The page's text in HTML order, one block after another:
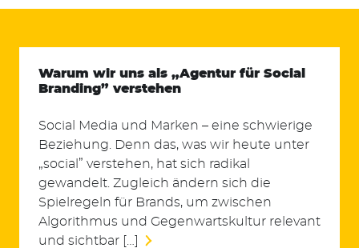
Warum wir uns als „Agentur für Social
Branding” verstehen
Social Media und Marken – eine schwierige
Beziehung. Denn das, was wir heute unter
„social” verstehen, hat sich radikal
gewandelt. Zugleich ändern sich die
Spielregeln für Brands, um zwischen
Algorithmus und Gegenwartskultur relevant
und sichtbar […]